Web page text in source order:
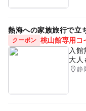
熱海への家族旅行で立
クーポン 桃山館専用コ
入
大人
静